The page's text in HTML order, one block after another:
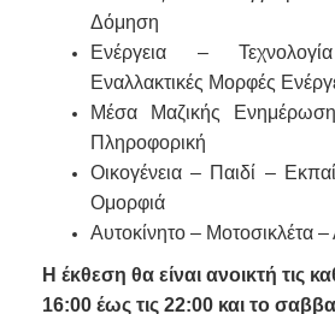
Δόμηση
Ενέργεια –
Εναλλακτικές Μορφές
Μέσα Μαζικής
Πληροφορική
Οικογένεια – Παιδί –
Ομορφιά
Αυτοκίνητο – Μοτοσικλέτα
Η έκθεση θα είναι ανοικτή τις
16:00 έως τις 22:00 και το